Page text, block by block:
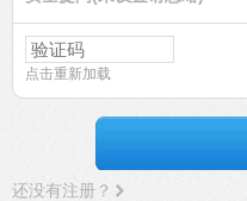
点击重新加载
还没有注册？